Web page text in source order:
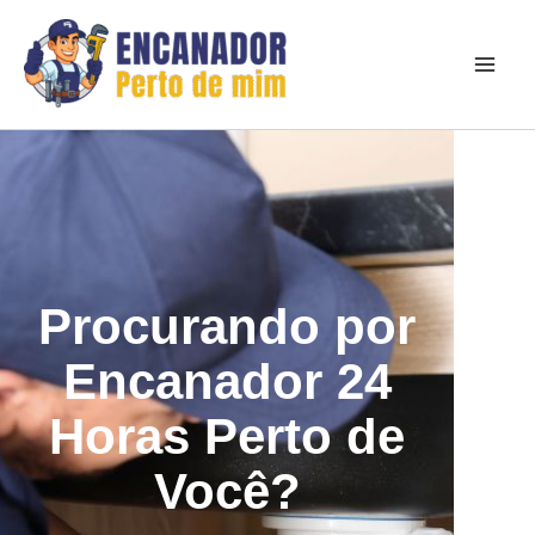
para
conteúdo
Procurando por
Encanador 24
Horas Perto de
Você?